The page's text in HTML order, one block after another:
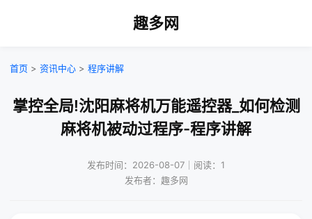
趣多网
首页 > 资讯中心 > 程序讲解
掌控全局!沈阳麻将机万能遥控器_如何检测
麻将机被动过程序-程序讲解
发布时间：2026-08-07｜阅读：1
发布者：趣多网